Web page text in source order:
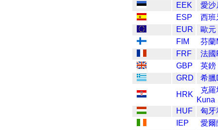
EEK
愛沙
ESP
西班
EUR
歐元
FIM
芬蘭
FRF
法國
GBP
英鎊
GRD
希臘
HRK
克羅
Kuna
HUF
匈牙
IEP
愛爾